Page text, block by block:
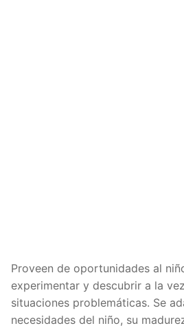
Proveen de oportunidades al
experimentar y descubrir a la
situaciones problemáticas. Se
necesidades del niño, su